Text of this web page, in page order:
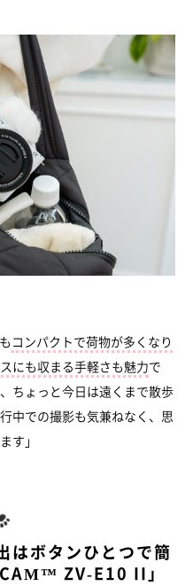
コンパクトで荷物が多くなり
にも収まる手軽さも魅力で
ちょっと今日は遠くまで散歩
中での撮影も気兼ねなく、思
す」
はボタンひとつで簡
ZV-E10 II」